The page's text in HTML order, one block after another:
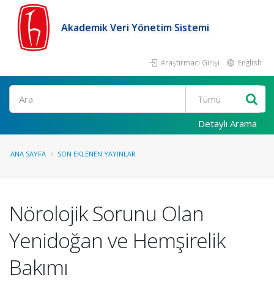
Akademik Veri Yönetim Sistemi
Araştırmacı Girişi English
Ara
Detaylı Arama
ANA SAYFA SON EKLENEN YAYINLAR
Nörolojik Sorunu Olan
Yenidoğan ve Hemşirelik
Bakımı